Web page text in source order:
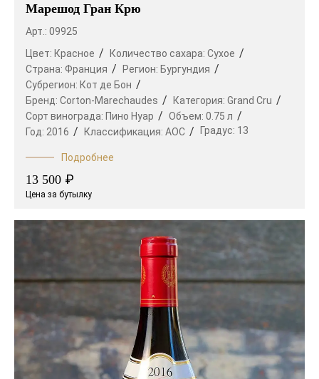
Марешод Гран Крю
Арт.: 09925
Цвет: Красное Количество сахара: Сухое
Страна: Франция Регион: Бургундия
Субрегион: Кот де Бон
Бренд: Corton-Marechaudes Категория: Grand Cru
Сорт винограда: Пино Нуар Объем: 0.75 л
Год: 2016 Классификация: AOC Градус: 13
Подробнее
13 500 ₽
Цена за бутылку